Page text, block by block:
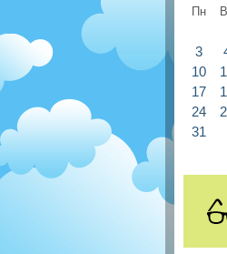
Пн
3
10
17
24
31